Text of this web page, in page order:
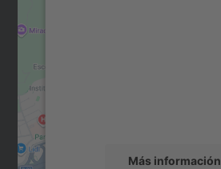
Más información